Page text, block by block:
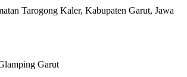
Tarogong Kaler, Kabupaten Garut, Jawa
Garut